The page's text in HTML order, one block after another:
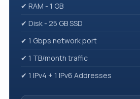
✔ RAM - 1 GB
✔ Disk - 25 GB SSD
✔ 1 Gbps network port
✔ 1 TB/month traffic
✔ 1 IPv4 + 1 IPv6 Addresses